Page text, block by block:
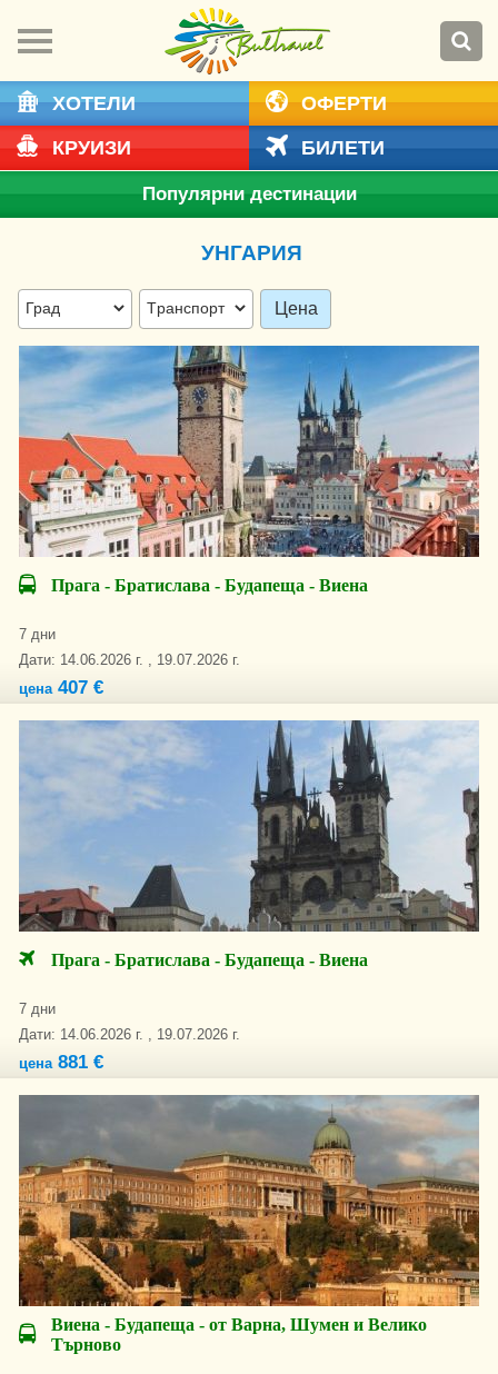
ХОТЕЛИ
ОФЕРТИ
КРУИЗИ
БИЛЕТИ
Популярни дестинации
УНГАРИЯ
Цена
Прага - Братислава - Будапеща - Виена
7 дни
Дати: 14.06.2026 г. , 19.07.2026 г.
цена407 €
Прага - Братислава - Будапеща - Виена
7 дни
Дати: 14.06.2026 г. , 19.07.2026 г.
цена881 €
Виена - Будапеща - от Варна, Шумен и Велико
Търново